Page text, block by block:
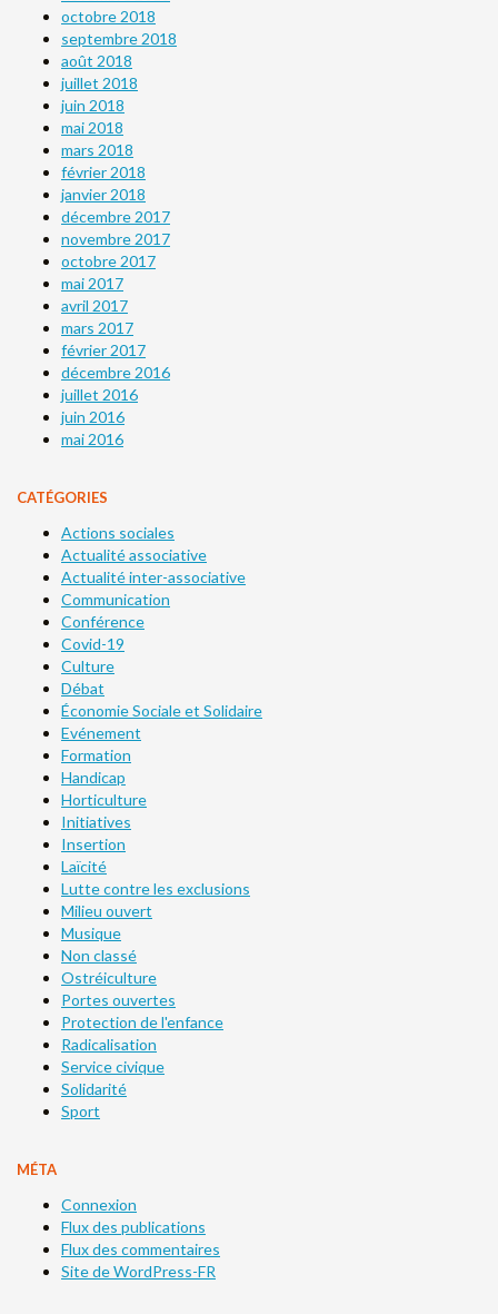
octobre 2018
septembre 2018
août 2018
juillet 2018
juin 2018
mai 2018
mars 2018
février 2018
janvier 2018
décembre 2017
novembre 2017
octobre 2017
mai 2017
avril 2017
mars 2017
février 2017
décembre 2016
juillet 2016
juin 2016
mai 2016
CATÉGORIES
Actions sociales
Actualité associative
Actualité inter-associative
Communication
Conférence
Covid-19
Culture
Débat
Économie Sociale et Solidaire
Evénement
Formation
Handicap
Horticulture
Initiatives
Insertion
Laïcité
Lutte contre les exclusions
Milieu ouvert
Musique
Non classé
Ostréiculture
Portes ouvertes
Protection de l'enfance
Radicalisation
Service civique
Solidarité
Sport
MÉTA
Connexion
Flux des publications
Flux des commentaires
Site de WordPress-FR